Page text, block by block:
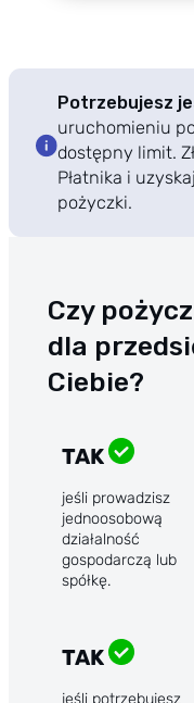
Potrzebujesz
uruchomieniu
dostępny limit.
Płatnika i
pożyczki.
Czy
dla
Ciebie?
TAK
jeśli prowadzisz
jednoosobową
działalność
gospodarczą lub
spółkę.
TAK
jeśli potrzebujesz